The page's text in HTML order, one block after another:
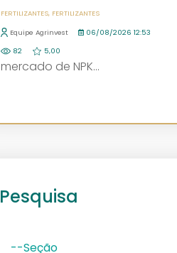
FERTILIZANTES FERTILIZANTES
Equipe Agrinvest
06/08/2026 12:53
82
5,00
mercado de NPK...
Pesquisa